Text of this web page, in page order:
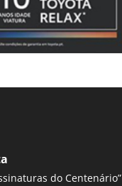
do Centenário”